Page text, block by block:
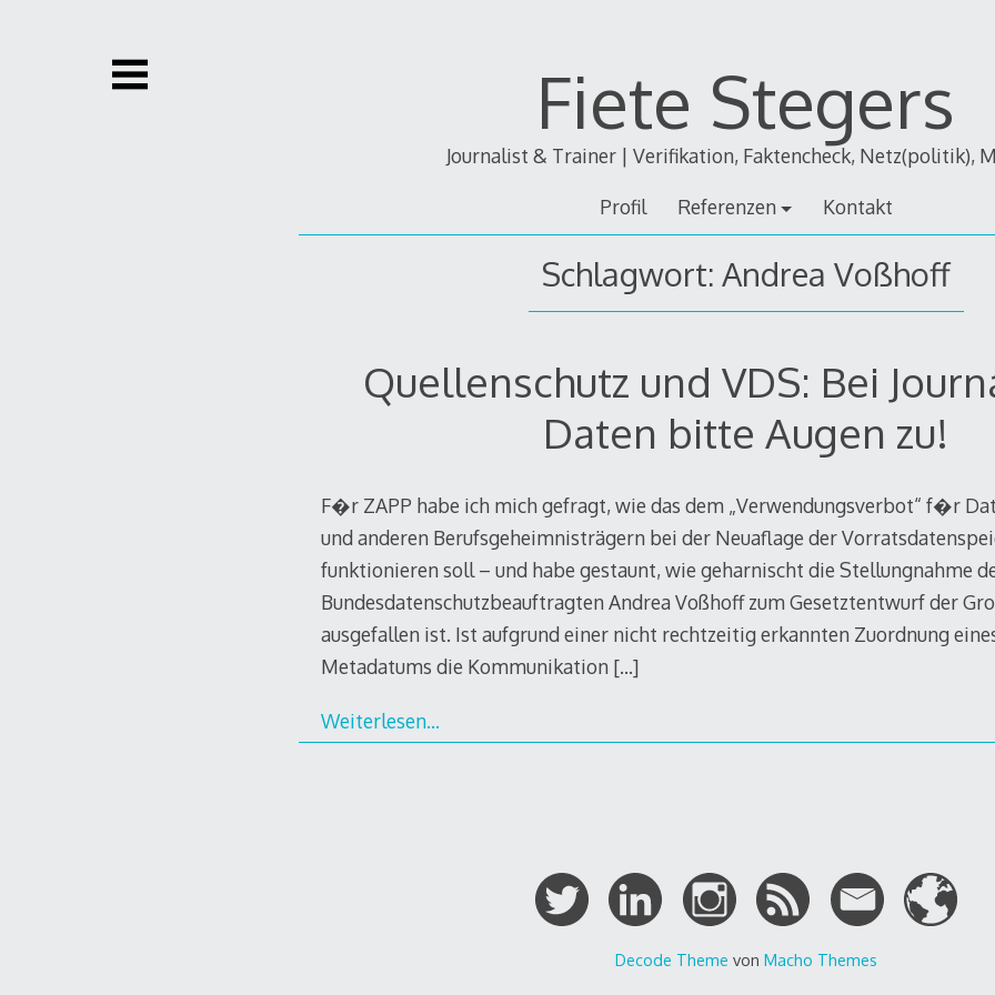
Fiete Stegers
Journalist & Trainer | Verifikation, Faktencheck, Netz(politik),
Profil Referenzen Kontakt
Schlagwort: Andrea Voßhoff
Quellenschutz und VDS: Bei
Daten bitte Augen zu!
F�r ZAPP habe ich mich gefragt, wie das dem „Verwendungsverbot“ f�r
und anderen Berufsgeheimnisträgern bei der Neuaflage der
funktionieren soll – und habe gestaunt, wie geharnischt die Stellungnahme
Bundesdatenschutzbeauftragten Andrea Voßhoff zum Gesetztentwurf der
ausgefallen ist. Ist aufgrund einer nicht rechtzeitig erkannten Zuordnung
Metadatums die Kommunikation […]
Weiterlesen…
Decode Theme von Macho Themes